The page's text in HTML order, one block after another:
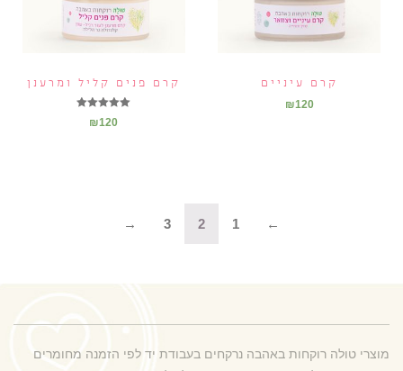
קרם עיניים
₪120
קרם פנים קליל ומרענן
דורג
5.00
₪120
←
1
2
3
→
מוצרי טולה רוקחות באהבה נרקחים בעבודת יד לפי הזמנה מחומרים